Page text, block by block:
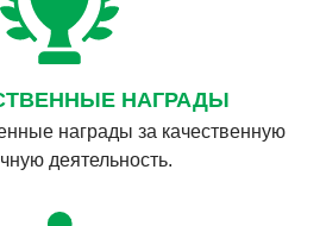
НАГРАДЫ
награды за качественную
деятельность.